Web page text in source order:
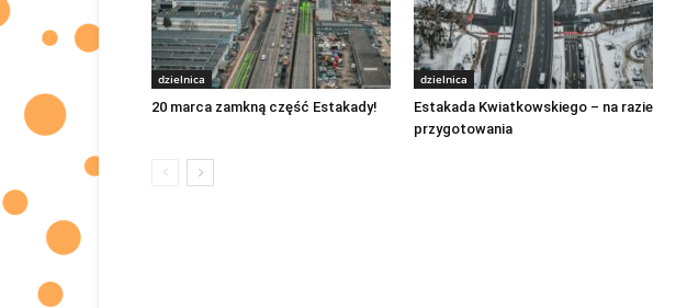
dzielnica
20 marca zamkną część Estakady!
dzielnica
Estakada Kwiatkowskiego – na razie
przygotowania